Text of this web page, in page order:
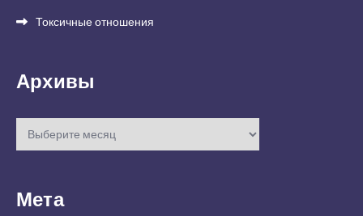
Токсичные отношения
Архивы
Архивы
Мета